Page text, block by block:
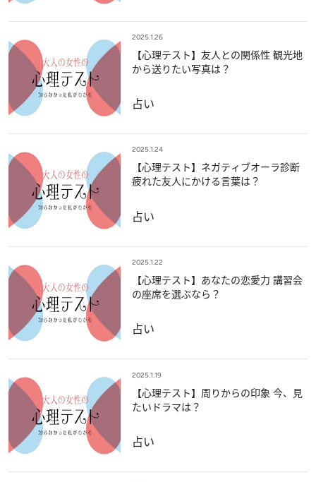
2025.1.26
【心理テスト】友人との関係性 観光地
から送りたい写真は？
占い
2025.1.24
【心理テスト】ネガティブオーラ診断
疲れた友人にかける言葉は？
占い
2025.1.22
【心理テスト】あなたの恋愛力 講習会
の座席を選ぶなら？
占い
2025.1.19
【心理テスト】周りからの印象 今、見
たいドラマは？
占い